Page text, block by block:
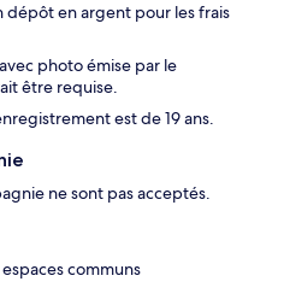
dépôt en argent pour les frais
photo émise par le
être requise.
est de 19 ans.
ne sont pas acceptés.
communs